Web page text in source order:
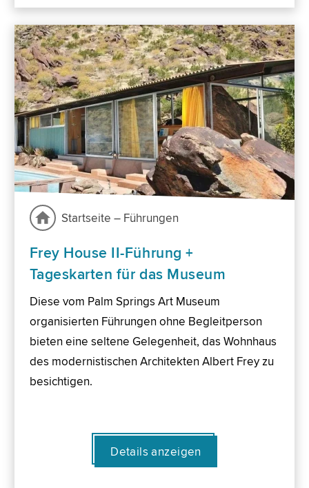
Startseite – Führungen
Frey House II-Führung +
Tageskarten für das Museum
Diese vom Palm Springs Art Museum
organisierten Führungen ohne Begleitperson
bieten eine seltene Gelegenheit, das Wohnhaus
des modernistischen Architekten Albert Frey zu
besichtigen.
Details anzeigen